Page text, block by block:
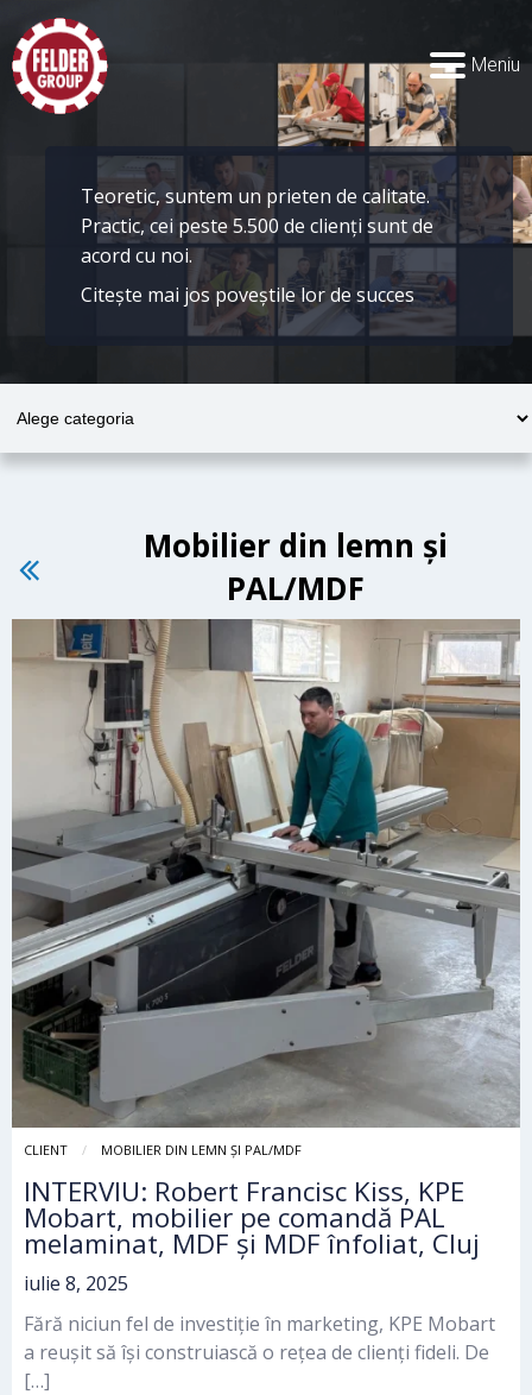
Teoretic, suntem un prieten de calitate.
Practic, cei peste 5.500 de clienți sunt de
acord cu noi.
Citește mai jos poveștile lor de succes
Meniu
Mobilier din lemn și
PAL/MDF
CLIENT MOBILIER DIN LEMN ȘI PAL/MDF
INTERVIU: Robert Francisc Kiss, KPE
Mobart, mobilier pe comandă PAL
melaminat, MDF și MDF înfoliat, Cluj
iulie 8, 2025
Fără niciun fel de investiție în marketing, KPE Mobart
a reușit să își construiască o rețea de clienți fideli. De
[…]